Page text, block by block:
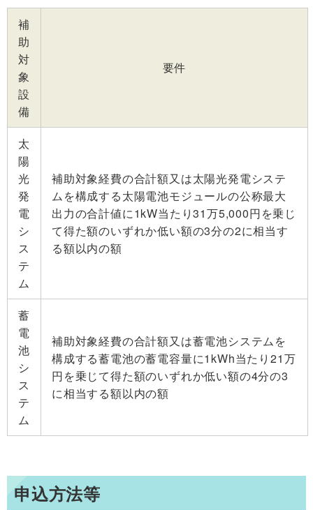
補
助
対
象
設
備
要件
太
陽
光
発
電
シ
ス
テ
ム
補助対象経費の合計額又は太陽光発電システ
ムを構成する太陽電池モジュールの公称最大
出力の合計値に1kW当たり31万5,000円を乗じ
て得た額のいずれか低い額の3分の2に相当す
る額以内の額
蓄
電
池
シ
ス
テ
ム
補助対象経費の合計額又は蓄電池システムを
構成する蓄電池の蓄電容量に1kWh当たり21万
円を乗じて得た額のいずれか低い額の4分の3
に相当する額以内の額
申込方法等